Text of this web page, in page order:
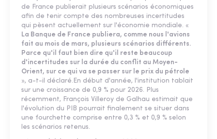
de France publierait plusieurs scénarios économiques
afin de tenir compte des nombreuses incertitudes
qui pèsent actuellement sur l'économie mondiale. «
La Banque de France publiera, comme nous l'avions
fait au mois de mars, plusieurs scénarios différents.
Parce qu'il faut bien dire qu'il reste beaucoup
d'incertitudes sur la durée du conflit au Moyen-
Orient, sur ce qui va se passer sur le prix du pétrole
», a-t-il déclaré.En début d'année, l'institution tablait
sur une croissance de 0,9 % pour 2026. Plus
récemment, François Villeroy de Galhau estimait que
l'évolution du PIB pourrait finalement se situer dans
une fourchette comprise entre 0,3 % et 0,9 % selon
les scénarios retenus.